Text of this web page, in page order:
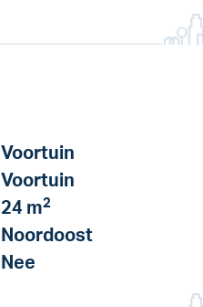
Voortuin
Voortuin
24 m2
Noordoost
Nee